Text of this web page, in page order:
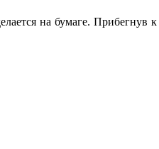
на бумаге.